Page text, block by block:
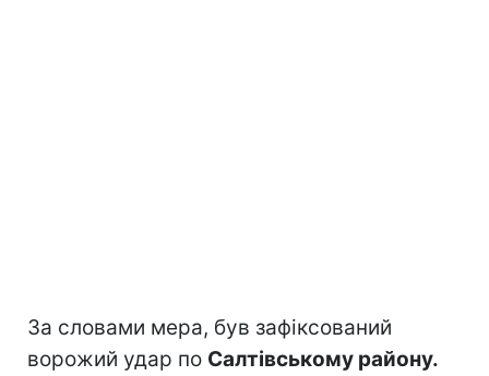
За словами мера, був зафіксований
ворожий удар по Салтівському району.